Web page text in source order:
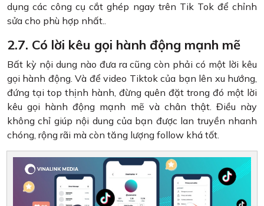
dụng các công cụ cắt ghép ngay trên Tik Tok để chỉnh
sửa cho phù hợp nhất..
2.7. Có lời kêu gọi hành động mạnh mẽ
Bất kỳ nội dung nào đưa ra cũng còn phải có một lời kêu
gọi hành động. Và để video Tiktok của bạn lên xu hướng,
đứng tại top thịnh hành, đừng quên đặt trong đó một lời
kêu gọi hành động mạnh mẽ và chân thật. Điều này
không chỉ giúp nội dung của bạn được lan truyền nhanh
chóng, rộng rãi mà còn tăng lượng follow khá tốt.